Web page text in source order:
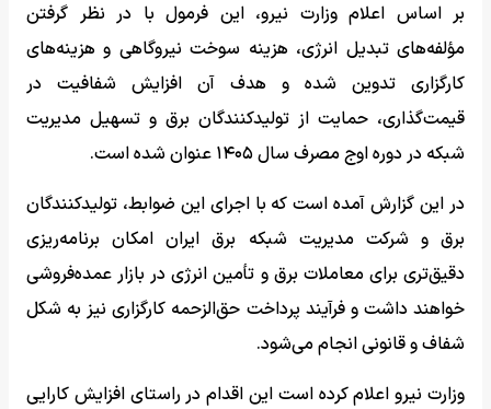
بر اساس اعلام وزارت نیرو، این فرمول با در نظر گرفتن
مؤلفه‌های تبدیل انرژی، هزینه سوخت نیروگاهی و هزینه‌های
کارگزاری تدوین شده و هدف آن افزایش شفافیت در
قیمت‌گذاری، حمایت از تولیدکنندگان برق و تسهیل مدیریت
شبکه در دوره اوج مصرف سال ۱۴۰۵ عنوان شده است.
در این گزارش آمده است که با اجرای این ضوابط، تولیدکنندگان
برق و شرکت مدیریت شبکه برق ایران امکان برنامه‌ریزی
دقیق‌تری برای معاملات برق و تأمین انرژی در بازار عمده‌فروشی
خواهند داشت و فرآیند پرداخت حق‌الزحمه کارگزاری نیز به شکل
شفاف و قانونی انجام می‌شود.
وزارت نیرو اعلام کرده است این اقدام در راستای افزایش کارایی